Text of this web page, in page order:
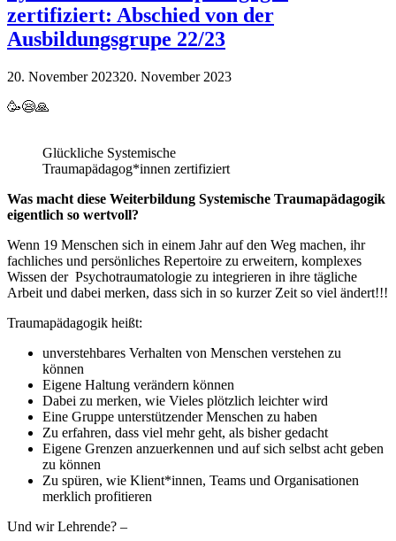
zertifiziert: Abschied von der
Ausbildungsgrupe 22/23
20. November 202320. November 2023
🥳😪🙏
Glückliche Systemische
Traumapädagog*innen zertifiziert
Was macht diese Weiterbildung Systemische Traumapädagogik
eigentlich so wertvoll?
Wenn 19 Menschen sich in einem Jahr auf den Weg machen, ihr
fachliches und persönliches Repertoire zu erweitern, komplexes
Wissen der Psychotraumatologie zu integrieren in ihre tägliche
Arbeit und dabei merken, dass sich in so kurzer Zeit so viel ändert!!!
Traumapädagogik heißt:
unverstehbares Verhalten von Menschen verstehen zu
können
Eigene Haltung verändern können
Dabei zu merken, wie Vieles plötzlich leichter wird
Eine Gruppe unterstützender Menschen zu haben
Zu erfahren, dass viel mehr geht, als bisher gedacht
Eigene Grenzen anzuerkennen und auf sich selbst acht geben
zu können
Zu spüren, wie Klient*innen, Teams und Organisationen
merklich profitieren
Und wir Lehrende? –